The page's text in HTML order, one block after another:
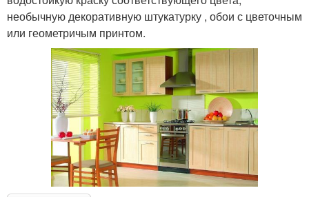
необычную декоративную штукатурку , обои с цветочным
или геометричым принтом.